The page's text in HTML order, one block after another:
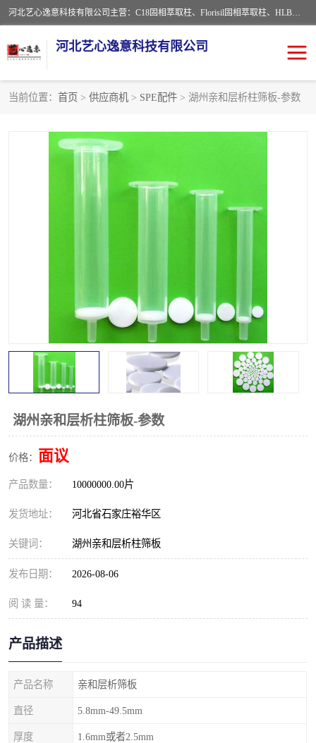
河北艺心逸意科技有限公司主营：C18固相萃取柱、Florisil固相萃取柱、HLB固相萃取柱、MCX固相萃取柱、QuEChERS、固相萃取空柱、针式过滤器 、固相萃取柱、黄曲霉毒素亲和柱。全国咨询热线：18630105913。河北艺心逸意科技有限公司接受来样定做，我们秉承着“顾客至上，锐意进取”的经营理念，坚持客户至上的原则为广大客户提供优质的服务，欢迎广大客户惠顾！免费咨询！
河北艺心逸意科技有限公司
当前位置： 首页 > 供应商机 > SPE配件 > 湖州亲和层析柱筛板-参数
湖州亲和层析柱筛板-参数
价格： 面议
产品数量： 10000000.00片
发货地址： 河北省石家庄裕华区
关键词： 湖州亲和层析柱筛板
发布日期： 2026-08-06
阅 读 量： 94
产品描述
产品名称 亲和层析筛板
直径 5.8mm-49.5mm
厚度 1.6mm或者2.5mm
离子色谱预处理柱
SPE填料
96孔板